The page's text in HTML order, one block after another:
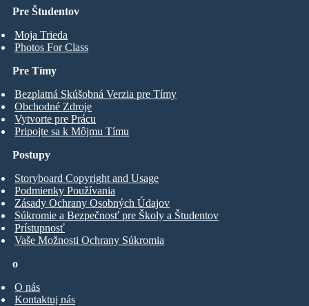
Pre Študentov
Moja Trieda
Photos For Class
Pre Tímy
Bezplatná Skúšobná Verzia pre Tímy
Obchodné Zdroje
Vytvorte pre Prácu
Pripojte sa k Môjmu Tímu
o
O nás
Kontaktuj nás
Postupy
Storyboard Copyright and Usage
Podmienky Používania
Zásady Ochrany Osobných Údajov
Súkromie a Bezpečnosť pre Školy a Študentov
Prístupnosť
Vaše Možnosti Ochrany Súkromia